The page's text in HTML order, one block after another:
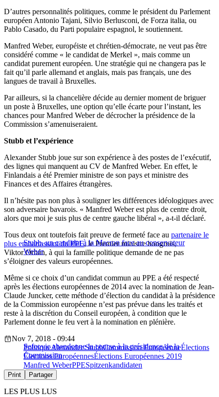
D’autres personnalités politiques, comme le président du Parlement
européen Antonio Tajani, Silvio Berlusconi, de Forza italia, ou
Pablo Casado, du Parti populaire espagnol, le soutiennent.
Manfred Weber, européiste et chrétien-démocrate, ne veut pas être
considéré comme « le candidat de Merkel », mais comme un
candidat purement européen. Une stratégie qui ne changera pas le
fait qu’il parle allemand et anglais, mais pas français, une des
langues de travail à Bruxelles.
Par ailleurs, si la chancelière décide au dernier moment de briguer
un poste à Bruxelles, une option qu’elle écarte pour l’instant, les
chances pour Manfred Weber de décrocher la présidence de la
Commission s’amenuiseraient.
Stubb et l’expérience
Alexander Stubb joue sur son expérience à des postes de l’exécutif,
des lignes qui manquent au CV de Manfred Weber. En effet, le
Finlandais a été Premier ministre de son pays et ministre des
Finances et des Affaires étrangères.
Il n’hésite pas non plus à souligner les différences idéologiques avec
son adversaire bavarois. « Manfred Weber est plus de centre droit,
alors que moi je suis plus de centre gauche libéral », a-t-il déclaré.
Stubb, un candidat à la Macron face au conservateur
Weber
Tous deux ont toutefois fait preuve de fermeté face au partenaire le
plus embarrassant du PPE, le Premier ministre hongrois,
Viktor Orbán, à qui la famille politique demande de ne pas
s’éloigner des valeurs européennes.
Même si ce choix d’un candidat commun au PPE a été respecté
après les élections européennes de 2014 avec la nomination de Jean-
Claude Juncker, cette méthode d’élection du candidat à la présidence
de la Commission européenne n’est pas prévue dans les traités et
reste à la discrétion du Conseil européen, à condition que le
Parlement donne le feu vert à la nomination en plénière.
Sefcovic abandonne la course à la présidence de la
Commission
Nov 7, 2018 - 09:44
PolitiqueAlexander StubbCommission EuropéenneÉlections
Élections EuropéennesÉlections Européennes 2019
Manfred WeberPPESpitzenkandidaten
Print Partager
LES PLUS LUS